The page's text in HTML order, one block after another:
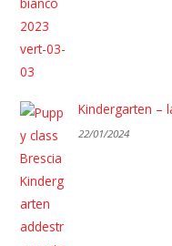
Kindergarten –
22/01/2024